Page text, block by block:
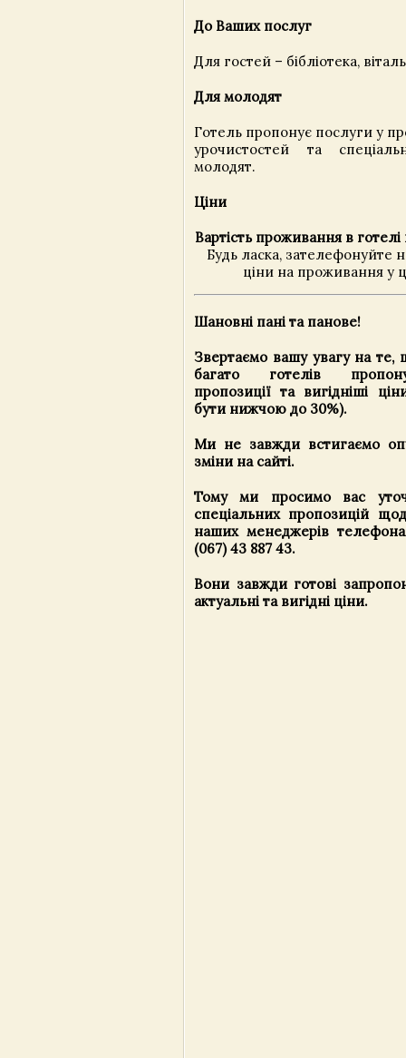
До Ваших послуг
Для гостей – бібліотека,
Для молодят
Готель пропонує послуги у
урочистостей та
молодят.
Ціни
Вартість проживання в
Будь ласка, зателефонуйте
ціни на проживання у
Шановні пані та панове!
Звертаємо вашу увагу на
багато готелів
пропозиції та вигідніші
бути нижчою до 30%).
Ми не завжди встигаємо
зміни на сайті.
Тому ми просимо вас
спеціальних пропозицій
наших менеджерів
(067) 43 887 43.
Вони завжди готові
актуальні та вигідні ціни.